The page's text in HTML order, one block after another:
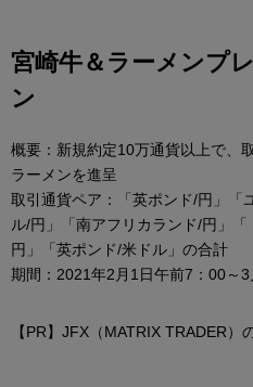
宮崎牛＆ラーメンプ
ン
概要：新規約定10万通貨以上で、
ラーメンを進呈
取引通貨ペア：「英ポンド/円」「
ル/円」「南アフリカランド/円」
円」「英ポンド/米ドル」の合計
期間：2021年2月1日午前7：00～
【PR】JFX（MATRIX TRADER